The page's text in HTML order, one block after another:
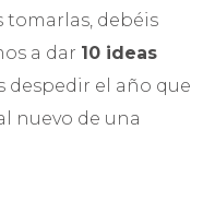
tomarlas, debéis
a dar 10 ideas
despedir el año que
nuevo de una